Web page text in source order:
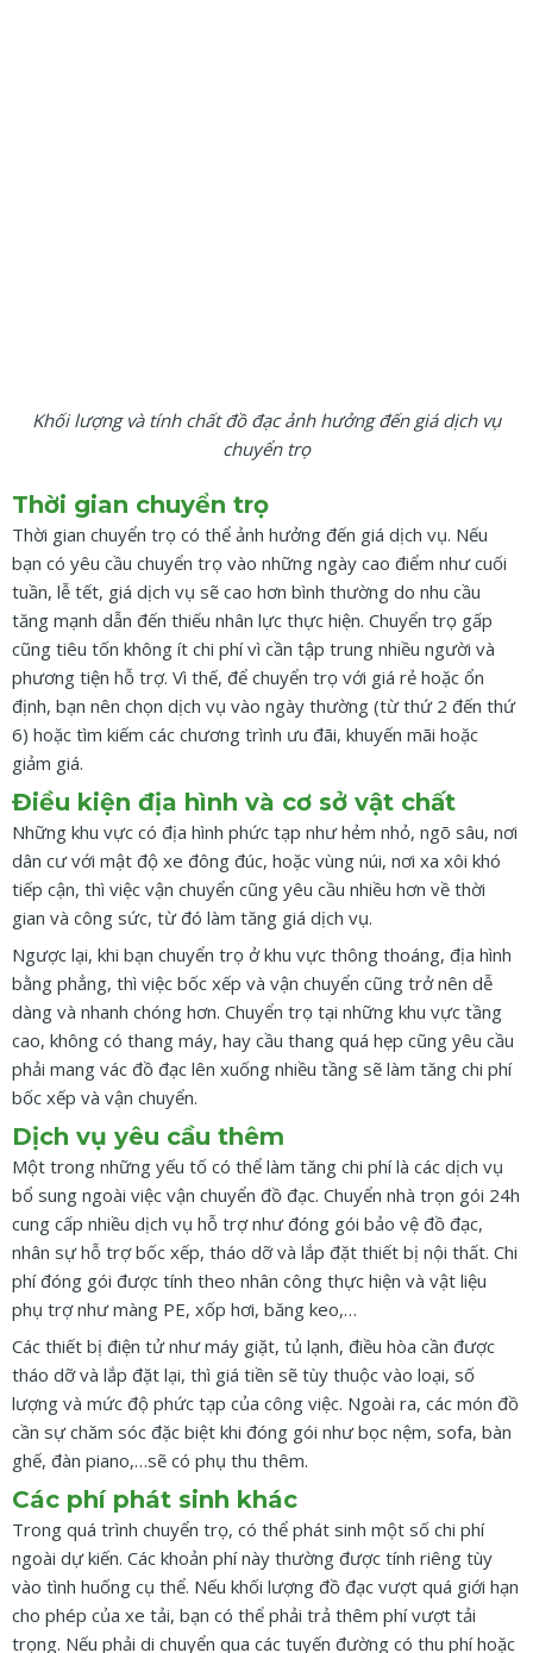
Khối lượng và tính chất đồ đạc ảnh hưởng đến giá dịch vụ
chuyển trọ
Thời gian chuyển trọ
Thời gian chuyển trọ có thể ảnh hưởng đến giá dịch vụ. Nếu
bạn có yêu cầu chuyển trọ vào những ngày cao điểm như cuối
tuần, lễ tết, giá dịch vụ sẽ cao hơn bình thường do nhu cầu
tăng mạnh dẫn đến thiếu nhân lực thực hiện. Chuyển trọ gấp
cũng tiêu tốn không ít chi phí vì cần tập trung nhiều người và
phương tiện hỗ trợ. Vì thế, để chuyển trọ với giá rẻ hoặc ổn
định, bạn nên chọn dịch vụ vào ngày thường (từ thứ 2 đến thứ
6) hoặc tìm kiếm các chương trình ưu đãi, khuyến mãi hoặc
giảm giá.
Điều kiện địa hình và cơ sở vật chất
Những khu vực có địa hình phức tạp như hẻm nhỏ, ngõ sâu, nơi
dân cư với mật độ xe đông đúc, hoặc vùng núi, nơi xa xôi khó
tiếp cận, thì việc vận chuyển cũng yêu cầu nhiều hơn về thời
gian và công sức, từ đó làm tăng giá dịch vụ.
Ngược lại, khi bạn chuyển trọ ở khu vực thông thoáng, địa hình
bằng phẳng, thì việc bốc xếp và vận chuyển cũng trở nên dễ
dàng và nhanh chóng hơn. Chuyển trọ tại những khu vực tầng
cao, không có thang máy, hay cầu thang quá hẹp cũng yêu cầu
phải mang vác đồ đạc lên xuống nhiều tầng sẽ làm tăng chi phí
bốc xếp và vận chuyển.
Dịch vụ yêu cầu thêm
Một trong những yếu tố có thể làm tăng chi phí là các dịch vụ
bổ sung ngoài việc vận chuyển đồ đạc. Chuyển nhà trọn gói 24h
cung cấp nhiều dịch vụ hỗ trợ như đóng gói bảo vệ đồ đạc,
nhân sự hỗ trợ bốc xếp, tháo dỡ và lắp đặt thiết bị nội thất. Chi
phí đóng gói được tính theo nhân công thực hiện và vật liệu
phụ trợ như màng PE, xốp hơi, băng keo,…
Các thiết bị điện tử như máy giặt, tủ lạnh, điều hòa cần được
tháo dỡ và lắp đặt lại, thì giá tiền sẽ tùy thuộc vào loại, số
lượng và mức độ phức tạp của công việc. Ngoài ra, các món đồ
cần sự chăm sóc đặc biệt khi đóng gói như bọc nệm, sofa, bàn
ghế, đàn piano,…sẽ có phụ thu thêm.
Các phí phát sinh khác
Trong quá trình chuyển trọ, có thể phát sinh một số chi phí
ngoài dự kiến. Các khoản phí này thường được tính riêng tùy
vào tình huống cụ thể. Nếu khối lượng đồ đạc vượt quá giới hạn
cho phép của xe tải, bạn có thể phải trả thêm phí vượt tải
trọng. Nếu phải di chuyển qua các tuyến đường có thu phí hoặc